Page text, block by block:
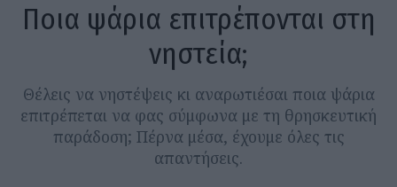
Ποια ψάρια επιτρέπονται στη
νηστεία;
Θέλεις να νηστέψεις κι αναρωτιέσαι ποια ψάρια
επιτρέπεται να φας σύμφωνα με τη θρησκευτική
παράδοση; Πέρνα μέσα, έχουμε όλες τις
απαντήσεις.